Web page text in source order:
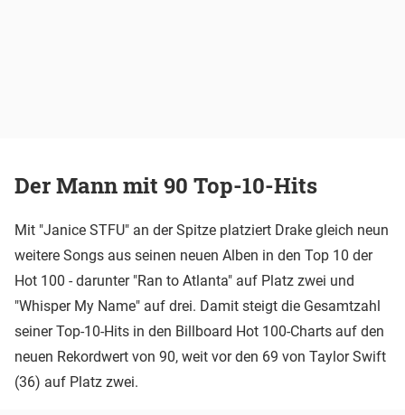
Der Mann mit 90 Top-10-Hits
Mit "Janice STFU" an der Spitze platziert Drake gleich neun
weitere Songs aus seinen neuen Alben in den Top 10 der
Hot 100 - darunter "Ran to Atlanta" auf Platz zwei und
"Whisper My Name" auf drei. Damit steigt die Gesamtzahl
seiner Top-10-Hits in den Billboard Hot 100-Charts auf den
neuen Rekordwert von 90, weit vor den 69 von Taylor Swift
(36) auf Platz zwei.